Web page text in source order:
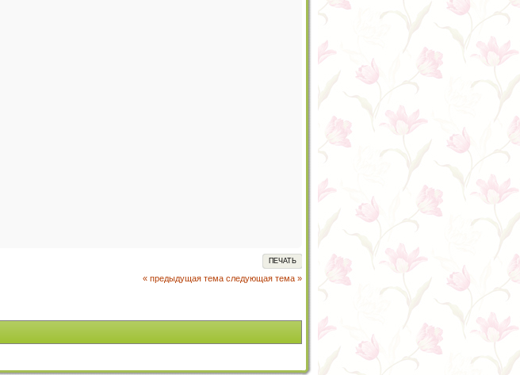
ПЕЧАТЬ
« предыдущая тема следующая тема »